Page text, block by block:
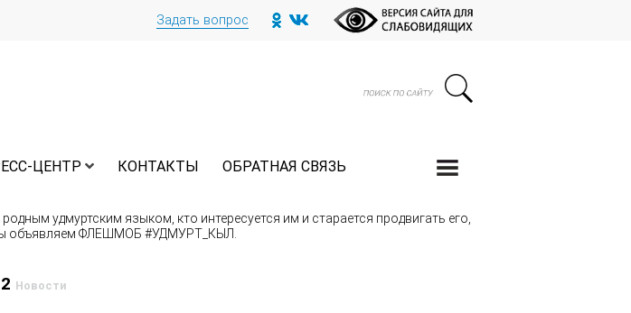
Задать вопрос
ЦЕНТР КОНТАКТЫ ОБРАТНАЯ СВЯЗЬ
родным удмуртским языком, кто интересуется им и старается продвигать его,
объявляем ФЛЕШМОБ #УДМУРТ_КЫЛ.
Новости